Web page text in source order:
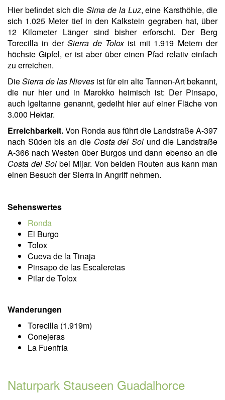
Hier befindet sich dieSima de la Luz, eine Karsthöhle, die
sich 1.025 Meter tief in den Kalkstein gegraben hat, über
12 Kilometer Länger sind bisher erforscht. Der Berg
Torecilla in derSierra de Toloxist mit 1.919 Metern der
höchste Gipfel, er ist aber über einen Pfad relativ einfach
zu erreichen.
DieSierra de las Nieves ist für ein alte Tannen-Art bekannt,
die nur hier und in Marokko heimisch ist: Der Pinsapo,
auch Igeltanne genannt, gedeiht hier auf einer Fläche von
3.000 Hektar.
Erreichbarkeit.Von Ronda aus führt die Landstraße A-397
nach Süden bis an die Costa del Solund die Landstraße
A-366 nach Westen über Burgos und dann ebenso an die
Costa del Solbei Mijar. Von beiden Routen aus kann man
einen Besuch der Sierra in Angriff nehmen.
Sehenswertes
Ronda
El Burgo
Tolox
Cueva de la Tinaja
Pinsapo de las Escaleretas
Pilar de Tolox
Wanderungen
Torecilla (1.919m)
Conejeras
La Fuenfría
Naturpark Stauseen Guadalhorce